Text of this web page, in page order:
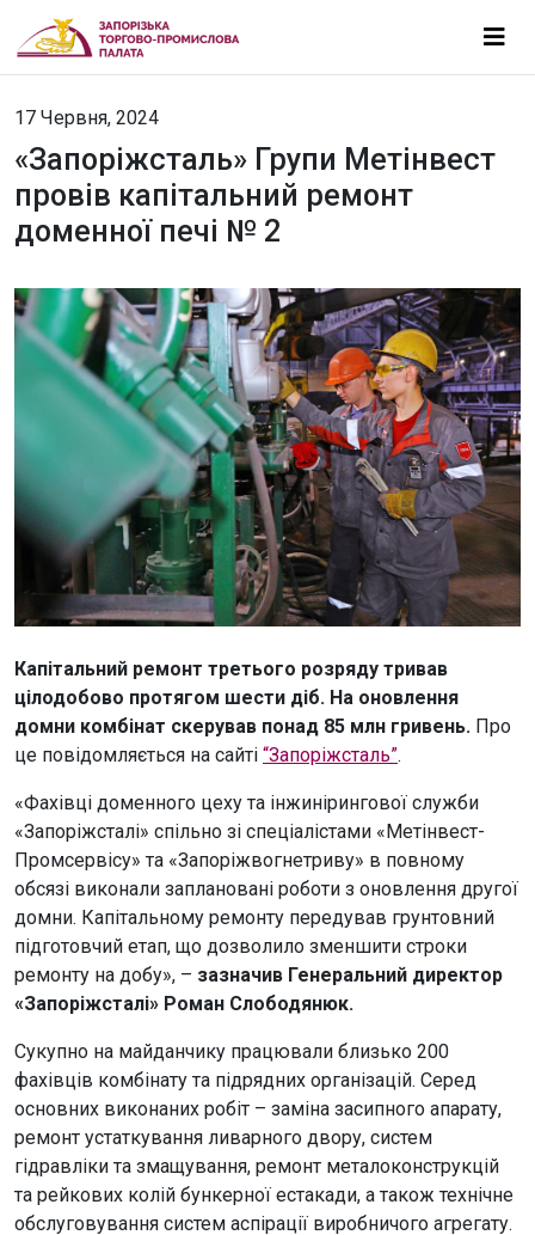
17 Червня, 2024
«Запоріжсталь» Групи Метінвест
провів капітальний ремонт
доменної печі № 2
Капітальний ремонт третього розряду тривав
цілодобово протягом шести діб. На оновлення
домни комбінат скерував понад 85 млн гривень. Про
це повідомляється на сайті “Запоріжсталь”.
«Фахівці доменного цеху та інжинірингової служби
«Запоріжсталі» спільно зі спеціалістами «Метінвест-
Промсервісу» та «Запоріжвогнетриву» в повному
обсязі виконали заплановані роботи з оновлення другої
домни. Капітальному ремонту передував грунтовний
підготовчий етап, що дозволило зменшити строки
ремонту на добу», – зазначив Генеральний директор
«Запоріжсталі» Роман Слободянюк.
Сукупно на майданчику працювали близько 200
фахівців комбінату та підрядних організацій. Серед
основних виконаних робіт – заміна засипного апарату,
ремонт устаткування ливарного двору, систем
гідравліки та змащування, ремонт металоконструкцій
та рейкових колій бункерної естакади, а також технічне
обслуговування систем аспірації виробничого агрегату.